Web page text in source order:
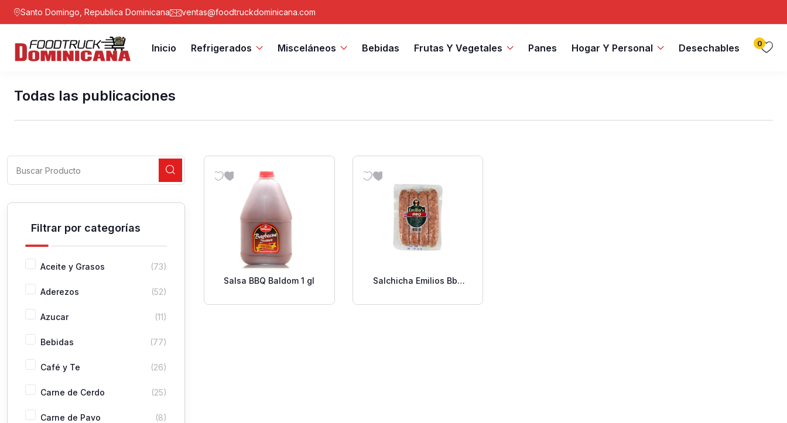
Santo Domingo, Republica Dominicana ventas@foodtruckdominicana.com
Inicio Refrigerados Misceláneos Bebidas Frutas Y Vegetales Panes Hogar Y Personal Desechables 0
Todas las publicaciones
Filtrar por categorías
Aceite y Grasos (73)
Aderezos (52)
Azucar (11)
Bebidas (77)
Café y Te (26)
Carne de Cerdo (25)
Carne de Pavo (8)
Salsa BBQ Baldom 1 gl
Salchicha Emilios Bbq